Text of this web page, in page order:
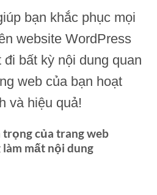
bạn khắc phục mọi
website WordPress
bất kỳ nội dung quan
web của bạn hoạt
và hiệu quả!
trọng của trang web
mất nội dung